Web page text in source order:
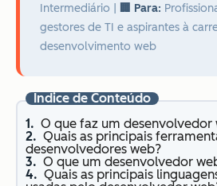
Intermediário
🏢 Para:
gestores de TI e aspirantes à
desenvolvimento web
Índice de Conteúdo
O que faz um desenvolvedor
Quais as principais
desenvolvedores web?
O que um desenvolvedor
Quais as principais